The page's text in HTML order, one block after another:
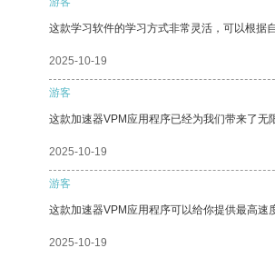
这款学习软件的学习方式非常灵活，可以根据
2025-10-19
游客
这款加速器VPM应用程序已经为我们带来了无
2025-10-19
游客
这款加速器VPM应用程序可以给你提供最高速
2025-10-19